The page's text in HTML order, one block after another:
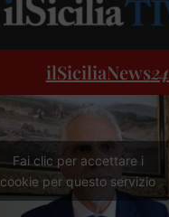
ilSiciliaNews24
Fai clic per accettare i
cookie per questo servizio